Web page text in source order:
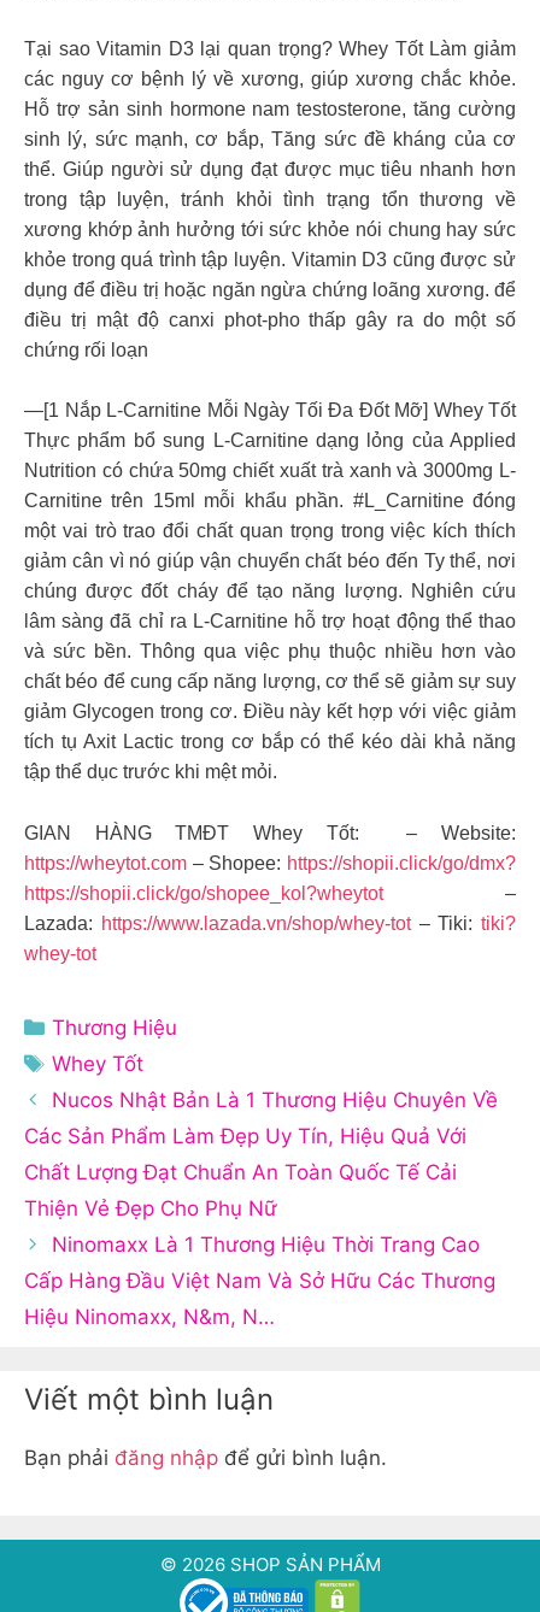
Tại sao Vitamin D3 lại quan trọng? Whey Tốt Làm giảm
các nguy cơ bệnh lý về xương, giúp xương chắc khỏe.
Hỗ trợ sản sinh hormone nam testosterone, tăng cường
sinh lý, sức mạnh, cơ bắp, Tăng sức đề kháng của cơ
thể. Giúp người sử dụng đạt được mục tiêu nhanh hơn
trong tập luyện, tránh khỏi tình trạng tổn thương về
xương khớp ảnh hưởng tới sức khỏe nói chung hay sức
khỏe trong quá trình tập luyện. Vitamin D3 cũng được sử
dụng để điều trị hoặc ngăn ngừa chứng loãng xương. để
điều trị mật độ canxi phot-pho thấp gây ra do một số
chứng rối loạn
—[1 Nắp L-Carnitine Mỗi Ngày Tối Đa Đốt Mỡ] Whey Tốt
Thực phẩm bổ sung L-Carnitine dạng lỏng của Applied
Nutrition có chứa 50mg chiết xuất trà xanh và 3000mg L-
Carnitine trên 15ml mỗi khẩu phần. #L_Carnitine đóng
một vai trò trao đổi chất quan trọng trong việc kích thích
giảm cân vì nó giúp vận chuyển chất béo đến Ty thể, nơi
chúng được đốt cháy để tạo năng lượng. Nghiên cứu
lâm sàng đã chỉ ra L-Carnitine hỗ trợ hoạt động thể thao
và sức bền. Thông qua việc phụ thuộc nhiều hơn vào
chất béo để cung cấp năng lượng, cơ thể sẽ giảm sự suy
giảm Glycogen trong cơ. Điều này kết hợp với việc giảm
tích tụ Axit Lactic trong cơ bắp có thể kéo dài khả năng
tập thể dục trước khi mệt mỏi.
GIAN HÀNG TMĐT Whey Tốt: – Website:
https://wheytot.com – Shopee: https://shopii.click/go/dmx?
https://shopii.click/go/shopee_kol?wheytot–
Lazada: https://www.lazada.vn/shop/whey-tot– Tiki: tiki?
whey-tot
Danh
mục
Thương Hiệu
Thẻ
Whey Tốt
Nucos Nhật Bản Là 1 Thương Hiệu Chuyên Về
Các Sản Phẩm Làm Đẹp Uy Tín, Hiệu Quả Với
Chất Lượng Đạt Chuẩn An Toàn Quốc Tế Cải
Thiện Vẻ Đẹp Cho Phụ Nữ
Ninomaxx Là 1 Thương Hiệu Thời Trang Cao
Cấp Hàng Đầu Việt Nam Và Sở Hữu Các Thương
Hiệu Ninomaxx, N&m, N…
Viết một bình luận
Bạn phải đăng nhập để gửi bình luận.
© 2026 SHOP SẢN PHẨM